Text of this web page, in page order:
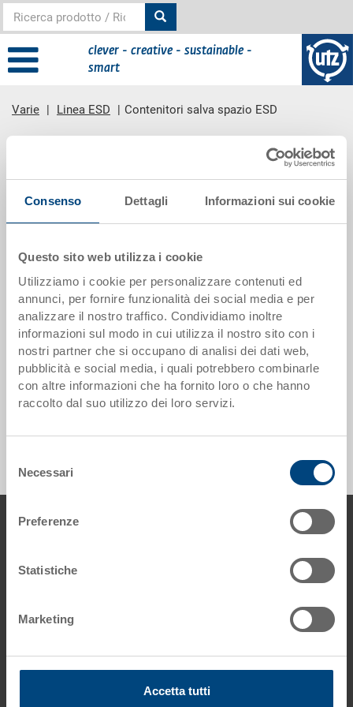
Consenso Dettagli Informazioni sui cookie
Questo sito web utilizza i cookie
Utilizziamo i cookie per personalizzare contenuti ed
annunci, per fornire funzionalità dei social media e per
analizzare il nostro traffico. Condividiamo inoltre
informazioni sul modo in cui utilizza il nostro sito con i
nostri partner che si occupano di analisi dei dati web,
pubblicità e social media, i quali potrebbero combinarle
con altre informazioni che ha fornito loro o che hanno
raccolto dal suo utilizzo dei loro servizi.
del
consenso
Necessari
Preferenze
Statistiche
Marketing
Accetta tutti
clever - creative - sustainable -
smart
Varie Linea ESD Contenitori salva spazio ESD
contenuto principale
Contenitori salva spazio ESD
mostrare la descrizione
piè di pagine
Contattaci
Sales Office Italia
Condizioni generali